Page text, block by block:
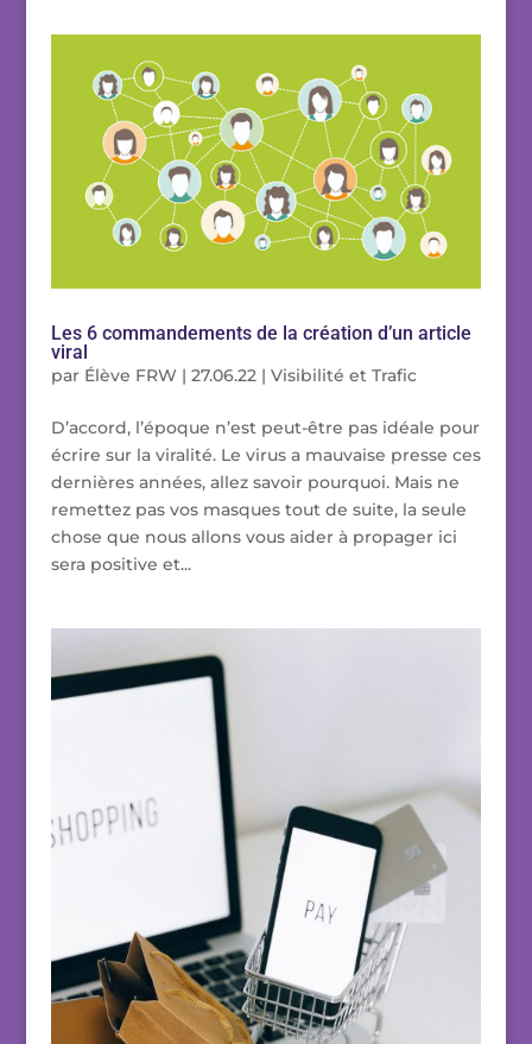
Les 6 commandements de la création d’un article
viral
par Élève FRW | 27.06.22| Visibilité et Trafic
D’accord, l’époque n’est peut-être pas idéale pour
écrire sur la viralité. Le virus a mauvaise presse ces
dernières années, allez savoir pourquoi. Mais ne
remettez pas vos masques tout de suite, la seule
chose que nous allons vous aider à propager ici
sera positive et...